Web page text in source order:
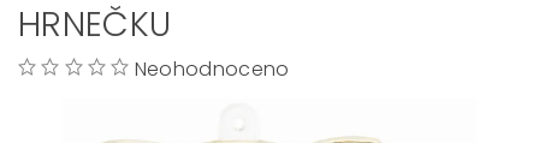
HRNEČKU
Neohodnoceno